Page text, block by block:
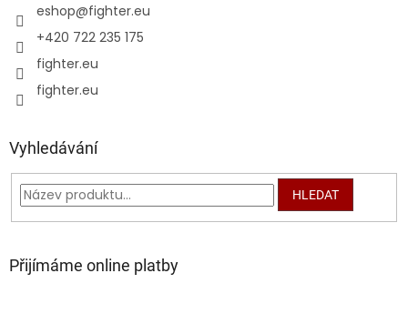
eshop@fighter.eu
+420 722 235 175
fighter.eu
fighter.eu
Vyhledávání
HLEDAT
Přijímáme online platby